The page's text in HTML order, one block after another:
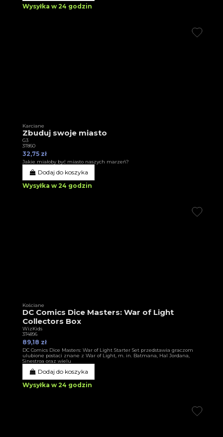
Wysyłka w 24 godzin
Karciane
Zbuduj swoje miasto
G3
3T860
32,75 zł
Jakie miałoby być miasto naszych marzeń?
Dodaj do koszyka
Wysyłka w 24 godzin
Kościane
DC Comics Dice Masters: War of Light
Collectors Box
WizKids
3T4896
89,18 zł
DC Comics Dice Masters: War of Light Starter Set przedstawia graczom
ulubione postaci znane z War of Light, m. in. Batmana, Hal Jordana,
Sinestroa oraz wielu
Dodaj do koszyka
Wysyłka w 24 godzin